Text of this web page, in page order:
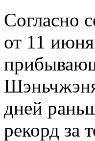
Согласно
от 11
дней
рекорд за